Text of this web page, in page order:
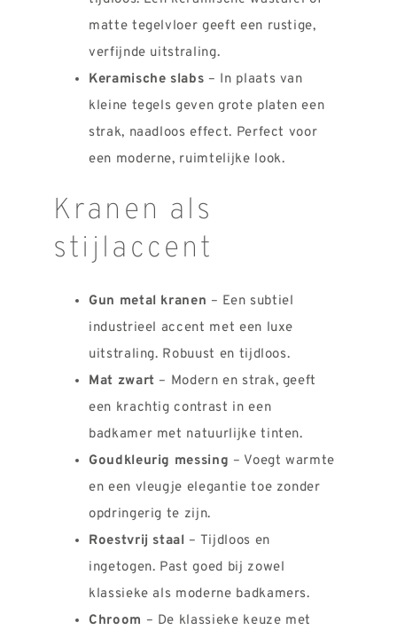
matte tegelvloer geeft een rustige,
verfijnde uitstraling.
Keramische slabs – In plaats van
kleine tegels geven grote platen een
strak, naadloos effect. Perfect voor
een moderne, ruimtelijke look.
Kranen als
stijlaccent
Gun metal kranen – Een subtiel
industrieel accent met een luxe
uitstraling. Robuust en tijdloos.
Mat zwart – Modern en strak, geeft
een krachtig contrast in een
badkamer met natuurlijke tinten.
Goudkleurig messing – Voegt warmte
en een vleugje elegantie toe zonder
opdringerig te zijn.
Roestvrij staal – Tijdloos en
ingetogen. Past goed bij zowel
klassieke als moderne badkamers.
Chroom – De klassieke keuze met